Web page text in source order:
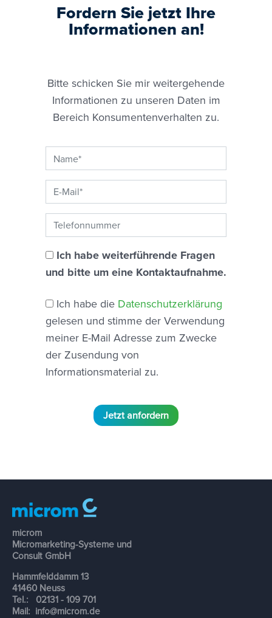
Fordern Sie jetzt Ihre
Informationen an!
Bitte schicken Sie mir weitergehende
Informationen zu unseren Daten im
Bereich Konsumentenverhalten zu.
Ich habe weiterführende Fragen
und bitte um eine Kontaktaufnahme.
Ich habe die Datenschutzerklärung
gelesen und stimme der Verwendung
meiner E-Mail Adresse zum Zwecke
der Zusendung von
Informationsmaterial zu.
microm
Micromarketing-Systeme und
Consult GmbH
Hammfelddamm 13
41460 Neuss
Tel.: 02131 - 109 701
Mail: info@microm.de